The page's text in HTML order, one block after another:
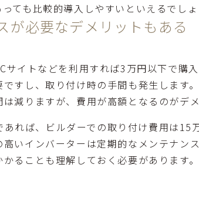
ても比較的導入しやすいといえるでしょ
が必要なデメリットもある
サイトなどを利用すれば3万円以下で購
すし、取り付け時の手間も発生します
減りますが、費用が高額となるのがデメ
れば、ビルダーでの取り付け費用は15
いインバーターは定期的なメンテナン
ることも理解しておく必要があります。